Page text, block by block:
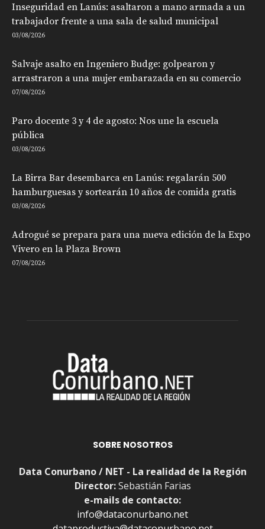
Inseguridad en Lanús: asaltaron a mano armada a un
trabajador frente a una sala de salud municipal
03/08/2026
Salvaje asalto en Ingeniero Budge: golpearon y
arrastraron a una mujer embarazada en su comercio
07/08/2026
Paro docente 3 y 4 de agosto: Nos une la escuela
pública
03/08/2026
La Birra Bar desembarca en Lanús: regalarán 500
hamburguesas y sortearán 10 años de comida gratis
03/08/2026
Adrogué se prepara para una nueva edición de la Expo
Vivero en la Plaza Brown
07/08/2026
SOBRE NOSOTROS
Data Conurbano / NET - La realidad de la Región
Director:Sebastián Farias
e-mails de contacto:
info@dataconurbano.net